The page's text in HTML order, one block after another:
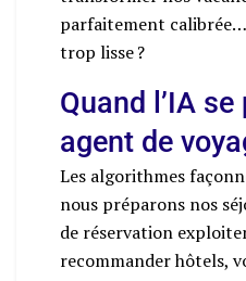
parfaitement
trop lisse ?
Quand l’IA
agent de
Les algorithmes
nous préparons nos
de réservation
recommander hôtels,